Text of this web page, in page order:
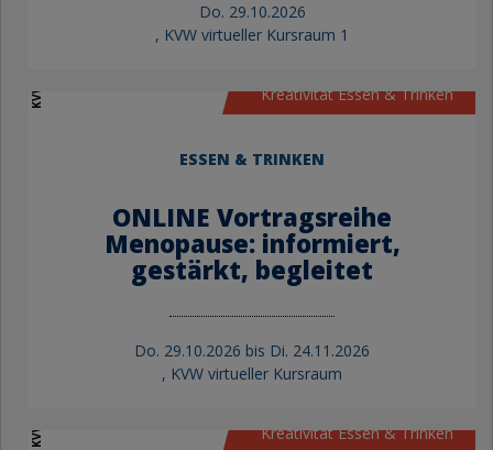
Do. 29.10.2026
, KVW virtueller Kursraum 1
KVW Bildung Kreativität Essen & Trinken
ESSEN & TRINKEN
ONLINE Vortragsreihe
Menopause: informiert,
gestärkt, begleitet
Do. 29.10.2026 bis Di. 24.11.2026
, KVW virtueller Kursraum
KVW Bildung Kreativität Essen & Trinken